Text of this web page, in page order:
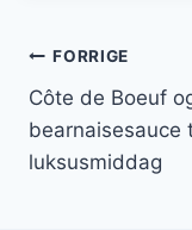
FORRIGE
Côte de Boeuf
bearnaisesauce
luksusmiddag